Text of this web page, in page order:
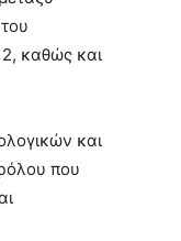
2, καθώς και
και
που